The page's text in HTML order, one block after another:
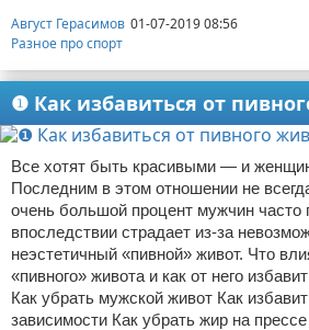
Август Герасимов 01-07-2019 08:56
Разное про спорт
❶ Как избавиться от
Все хотят быть красивыми — и
Последним в этом отношении не
очень большой процент мужчин часто
впоследствии страдает из-за
неэстетичный «пивной» живот. Что
«пивного» живота и как от него
Как убрать мужской живот Как
зависимости Как убрать жир на прессе